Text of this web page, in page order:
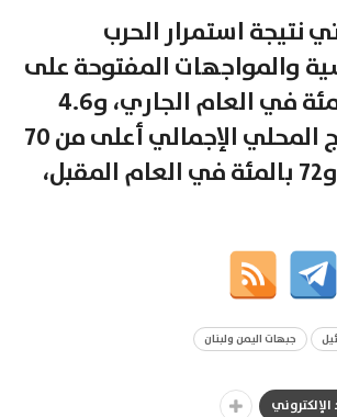
نتيجة استمرار الحرب
والمواجهات المفتوحة على
عدة جبهات، متوقعة عجز الموازنة بنسبة 7.8 بالمئة في العام الجاري، و4.6
العام المقبل مع تقدير أن نسبة الدين إلى الناتج المحلي الإجمالي أعلى من 70
جبهات اليمن ولبنان
الإلكتروني